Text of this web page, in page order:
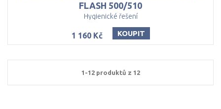
FLASH 500/510
Hygienické řešení
1 160 Kč KOUPIT
1-12 produktů z 12